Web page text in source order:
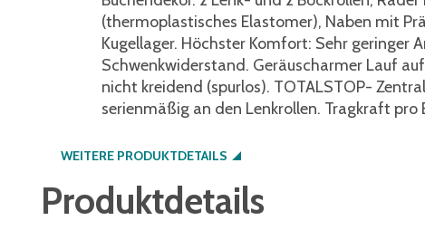
(thermoplastisches Elastomer), Naben mit
Kugellager. Höchster Komfort: Sehr geringer
Schwenkwiderstand. Geräuscharmer Lauf
nicht kreidend (spurlos). TOTALSTOP-
serienmäßig an den Lenkrollen. Tragkraft pro
WEITERE PRODUKTDETAILS
Produktdetails